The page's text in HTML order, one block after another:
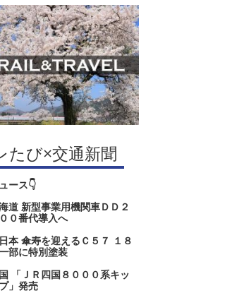
たび×交通新聞
ース👇
道 新型事業用機関車ＤＤ２
０番代導入へ
本 傘寿を迎えるＣ５７ １８
部に特別塗装
「ＪＲ四国８０００系キッ
」発売